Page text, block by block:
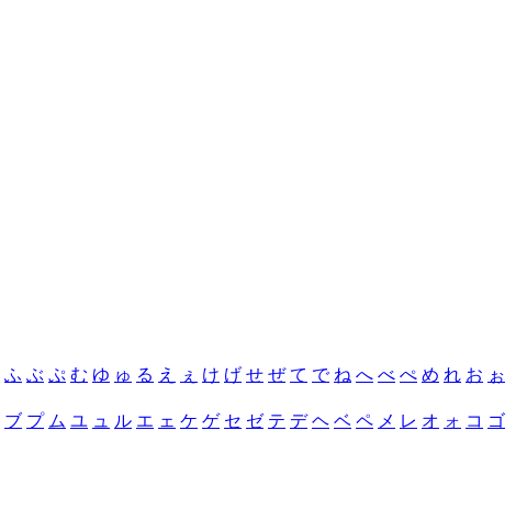
ふ ぶ ぷ む ゆ ゅ る え ぇ け げ せ ぜ て で ね へ べ ぺ め れ お ぉ
ブ プ ム ユ ュ ル エ ェ ケ ゲ セ ゼ テ デ ヘ ベ ペ メ レ オ ォ コ ゴ